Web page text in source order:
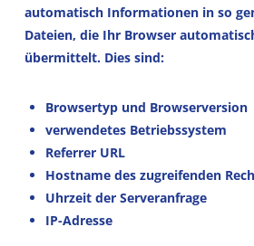
automatisch Informationen in so
Dateien, die Ihr Browser
übermittelt. Dies sind:
Browsertyp und Browserversion
verwendetes Betriebssystem
Referrer URL
Hostname des zugreifenden
Uhrzeit der Serveranfrage
IP-Adresse